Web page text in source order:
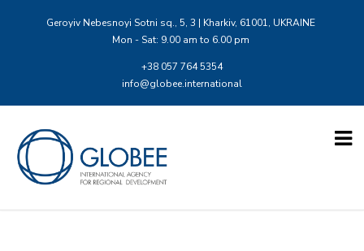
Geroyiv Nebesnoyi Sotni sq., 5, 3 | Kharkiv, 61001, UKRAINE
Mon - Sat: 9.00 am to 6.00 pm
+38 057 764 5354
info@globee.international